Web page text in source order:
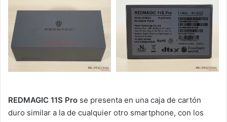
REDMAGIC 11S Pro se presenta en una caja de cartón
duro similar a la de cualquier otro smartphone, con los